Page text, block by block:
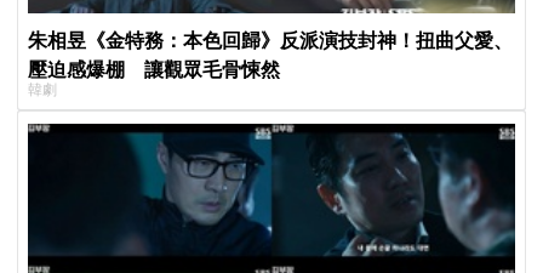
朱相昱《金特務：本色回歸》反派演技封神！扭曲父愛、
壓迫感爆棚 讓觀眾毛骨悚然
韓劇